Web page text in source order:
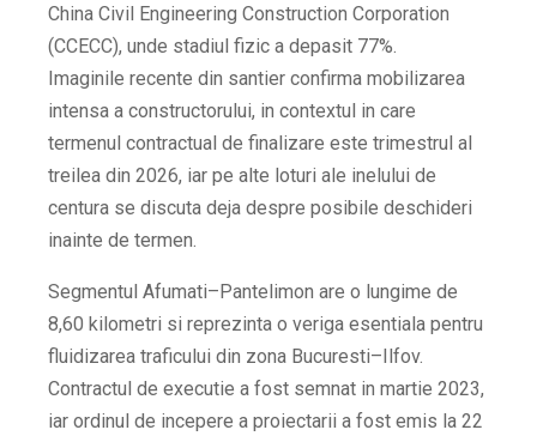
China Civil Engineering Construction Corporation
(CCECC), unde stadiul fizic a depasit 77%.
Imaginile recente din santier confirma mobilizarea
intensa a constructorului, in contextul in care
termenul contractual de finalizare este trimestrul al
treilea din 2026, iar pe alte loturi ale inelului de
centura se discuta deja despre posibile deschideri
inainte de termen.
Segmentul Afumati–Pantelimon are o lungime de
8,60 kilometri si reprezinta o veriga esentiala pentru
fluidizarea traficului din zona Bucuresti–Ilfov.
Contractul de executie a fost semnat in martie 2023,
iar ordinul de incepere a proiectarii a fost emis la 22